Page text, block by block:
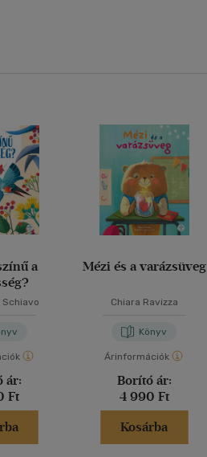
a
Schiavo
ár:
Ft
Mézi és a varázsüveg
Chiara Ravizza
Könyv
Árinformációk
Borító ár:
4 990 Ft
Kosárba